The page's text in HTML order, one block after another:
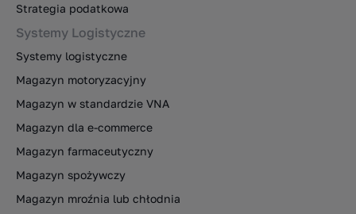
Strategia podatkowa
Systemy Logistyczne
Systemy logistyczne
Magazyn motoryzacyjny
Magazyn w standardzie VNA
Magazyn dla e-commerce
Magazyn farmaceutyczny
Magazyn spożywczy
Magazyn mroźnia lub chłodnia